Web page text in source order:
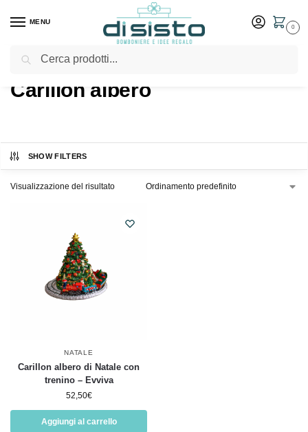
MENU
0
Home Shop Prodotti taggati “Carillon albero”
Carillon albero
SHOW FILTERS
Visualizzazione del risultato
NATALE
Carillon albero di Natale con
trenino – Evviva
52,50€
Aggiungi al carrello